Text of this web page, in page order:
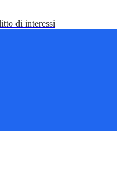
di interessi